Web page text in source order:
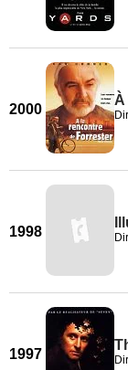
2000
1998
1997